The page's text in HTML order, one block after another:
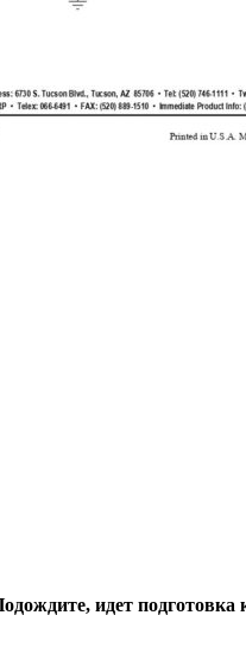
Подождите, идет